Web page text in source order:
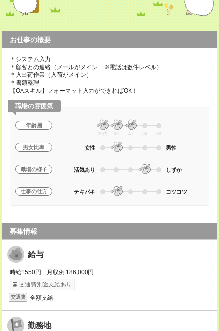
お仕事の概要
＊システム入力
＊顧客との連絡（メールがメイン ※電話は数件レベル）
＊入出荷作業（入荷がメイン）
＊書類整理
【OAスキル】フォーマット入力ができればOK！
職場の雰囲気
年齢層
20代 30 40 50 60
男女比率 女性 男性
職場の様子 活気あり しずか
仕事の仕方 テキパキ コツコツ
募集情報
給与
時給1550円 月収例 186,000円
交通費別途支給あり
交通費 全額支給
勤務地